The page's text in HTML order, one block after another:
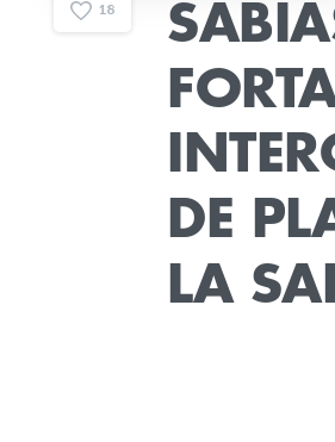
18
DE
LA